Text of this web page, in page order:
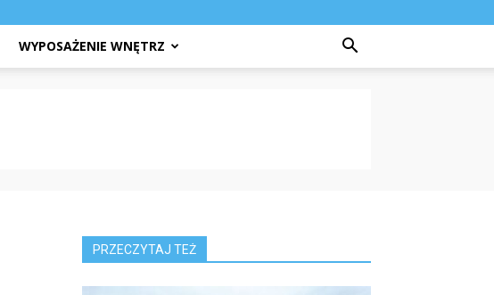
WYPOSAŻENIE WNĘTRZ
PRZECZYTAJ TEŻ